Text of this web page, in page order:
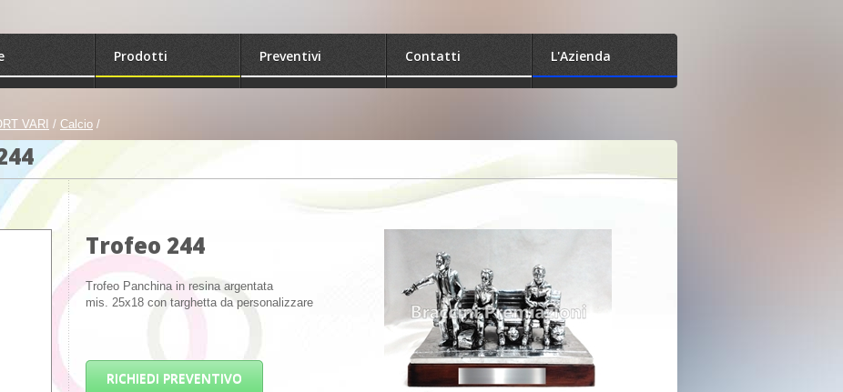
Prodotti Preventivi Contatti L'Azienda
VARI / Calcio /
Trofeo 244
Trofeo Panchina in resina argentata
mis. 25x18 con targhetta da personalizzare
RICHIEDI PREVENTIVO